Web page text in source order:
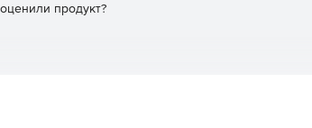
возможность ввести причину перевода
продукт?